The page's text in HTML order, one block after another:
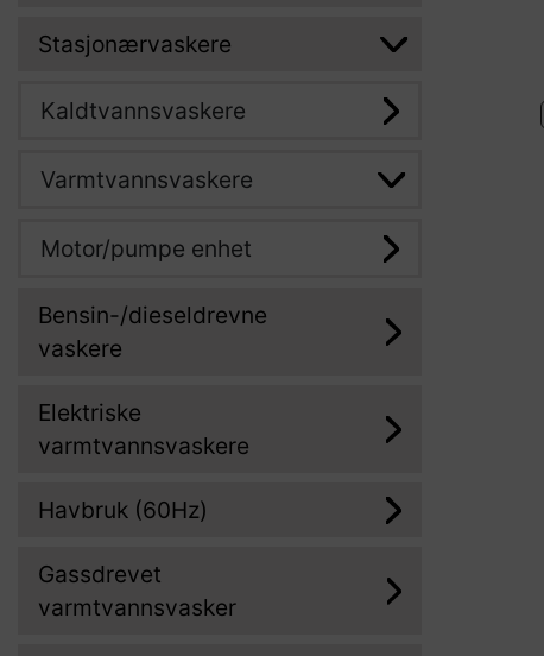
Stasjonærvaskere
Kaldtvannsvaskere
Varmtvannsvaskere
Motor/pumpe enhet
Bensin-/dieseldrevne
vaskere
Elektriske
varmtvannsvaskere
Havbruk (60Hz)
Gassdrevet
varmtvannsvasker